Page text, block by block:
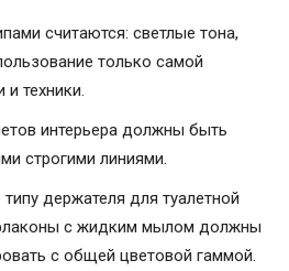
считаются: светлые тона,
только самой
техники.
интерьера должны быть
строгими линиями.
держателя для туалетной
с жидким мылом должны
с общей цветовой гаммой.